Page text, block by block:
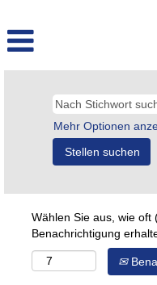
Mehr Optionen
Wählen Sie aus, wie oft
Benachrichtigung